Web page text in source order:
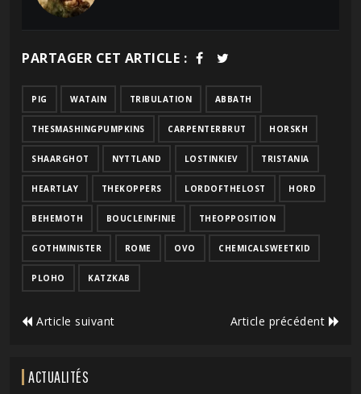
PARTAGER CET ARTICLE :
PIG WATAIN TRIBULATION ABBATH
THESMASHINGPUMPKINS CARPENTERBRUT HORSKH
SHAARGHOT NYTTLAND LOSTINKIEV TRISTANIA
HEARTLAY THEKOPPERS LORDOFTHELOST HORD
BEHEMOTH BOUCLEINFINIE THEOPPOSITION
GOTHMINISTER ROME OVO CHEMICALSWEETKID
PLOHO KATZKAB
Article suivant Article précédent
ACTUALITÉS